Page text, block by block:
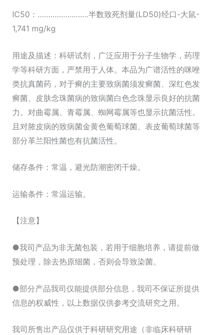
IC50：……………………半数致死剂量(LD50)经口-大鼠-
1,741 mg/kg
用途及描述：科研试剂，广泛应用于分子生物学，药理
学等科研方面，严禁用于人体。本品为广谱活性的咪唑
类抗真菌药，对于癣的主要致病菌须发癣菌、深红色发
癣菌、皮肤念珠菌病的致病菌白色念珠显示良好的抗菌
力。对曲霉属、青霉属、蜘网霉属等也显示抗菌活性。
且对脓皮病的致病菌金黄色葡萄球菌、表皮葡萄球菌等
部分革兰阳性菌也有抗菌活性。
储存条件：常温，避光防潮密闭干燥。
运输条件：常温运输。
【注意】
●我司产品为非无菌包装，若用于细胞培养，请提前做
预处理，除去热原细菌，否则会导致染菌。
●部分产品我司仅能提供部分信息，我司不保证所提供
信息的权威性，以上数据仅供参考交流研究之用。
我司所售出产品仅供于科研研究用途（非临床科研研